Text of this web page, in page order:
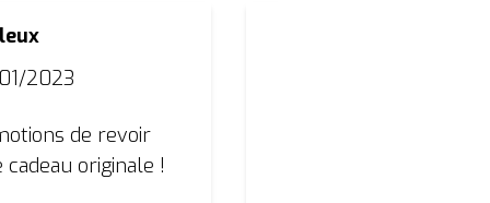
2023
de revoir
originale !